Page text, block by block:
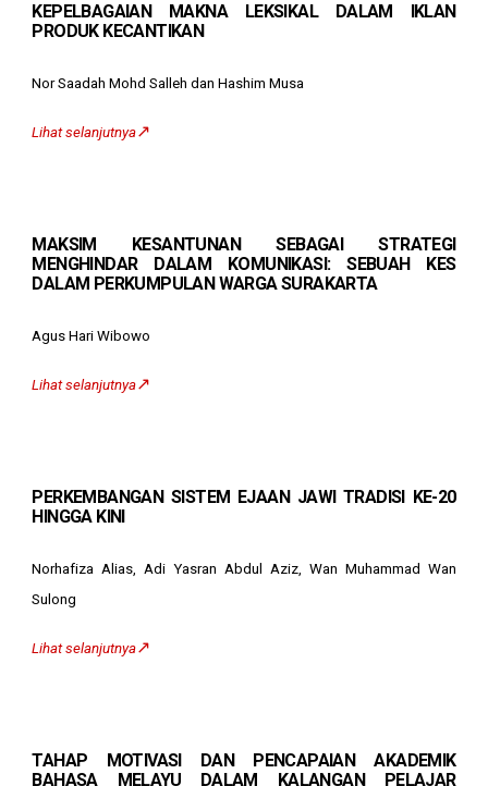
KEPELBAGAIAN MAKNA LEKSIKAL DALAM IKLAN
PRODUK KECANTIKAN
Nor Saadah Mohd Salleh dan Hashim Musa
Lihat selanjutnya↗️
MAKSIM KESANTUNAN SEBAGAI STRATEGI
MENGHINDAR DALAM KOMUNIKASI: SEBUAH KES
DALAM PERKUMPULAN WARGA SURAKARTA
Agus Hari Wibowo
Lihat selanjutnya↗️
PERKEMBANGAN SISTEM EJAAN JAWI TRADISI KE-20
HINGGA KINI
Norhafiza Alias, Adi Yasran Abdul Aziz, Wan Muhammad Wan
Sulong
Lihat selanjutnya↗️
TAHAP MOTIVASI DAN PENCAPAIAN AKADEMIK
BAHASA MELAYU DALAM KALANGAN PELAJAR